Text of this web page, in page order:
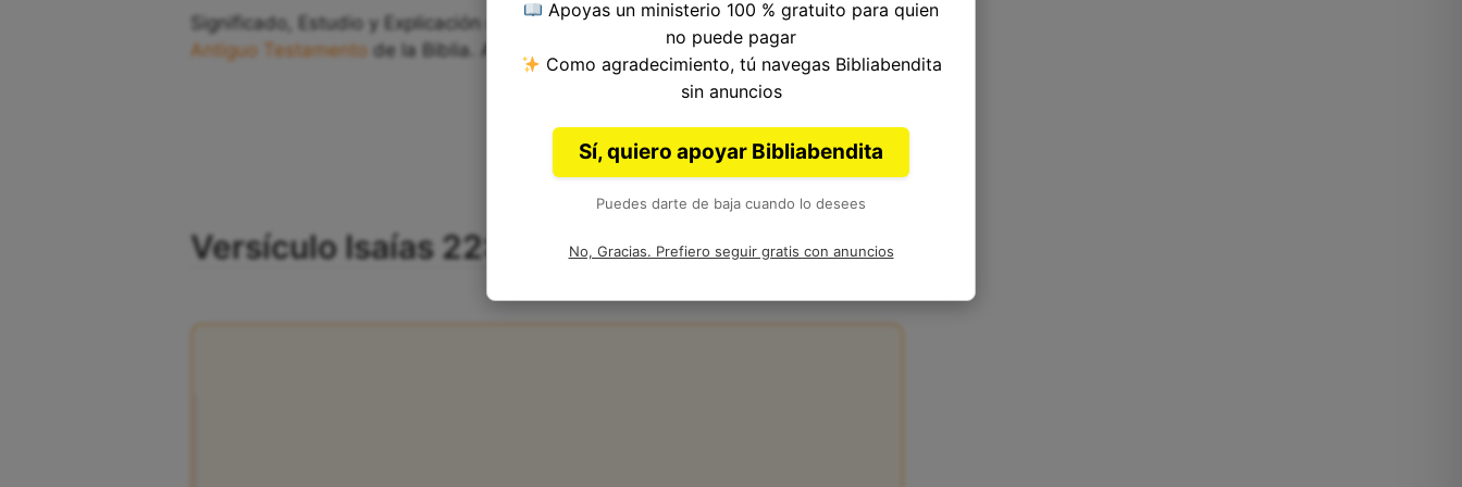
Significado, Estudio y Explicación del Versículo 4, Capítulo 22, Libro de Isaías del
Antiguo Testamentode la Biblia. Autor: Isaías.
Versículo Isaías 22:4 de la Biblia
Apoyas un ministerio 100 % gratuito para quien
no puede pagar
Como agradecimiento, tú navegas Bibliabendita
sin anuncios
Sí, quiero apoyar Bibliabendita
Puedes darte de baja cuando lo desees
No, Gracias. Prefiero seguir gratis con anuncios